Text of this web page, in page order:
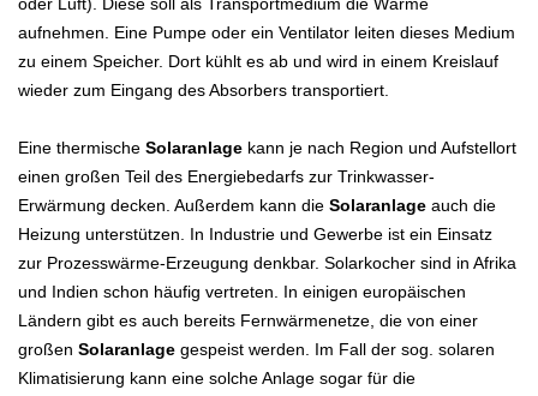
aufnehmen. Eine Pumpe oder ein Ventilator leiten dieses Medium
zu einem Speicher. Dort kühlt es ab und wird in einem Kreislauf
wieder zum Eingang des Absorbers transportiert.
Eine thermische Solaranlage kann je nach Region und Aufstellort
einen großen Teil des Energiebedarfs zur Trinkwasser-
Erwärmung decken. Außerdem kann die Solaranlage auch die
Heizung unterstützen. In Industrie und Gewerbe ist ein Einsatz
zur Prozesswärme-Erzeugung denkbar. Solarkocher sind in Afrika
und Indien schon häufig vertreten. In einigen europäischen
Ländern gibt es auch bereits Fernwärmenetze, die von einer
großen Solaranlage gespeist werden. Im Fall der sog. solaren
Klimatisierung kann eine solche Anlage sogar für die